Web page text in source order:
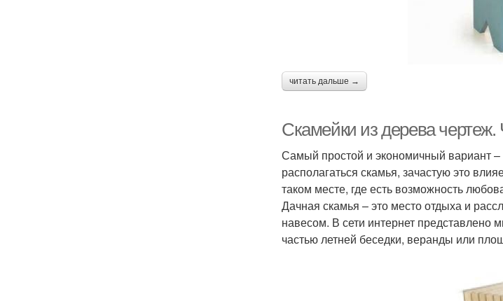
читать дальше →
Скамейки из дерева
Самый простой и экономичный вариант –
располагаться скамья, зачастую это
таком месте, где есть возможность
Дачная скамья – это место отдыха и
навесом. В сети интернет представлено
частью летней беседки, веранды или